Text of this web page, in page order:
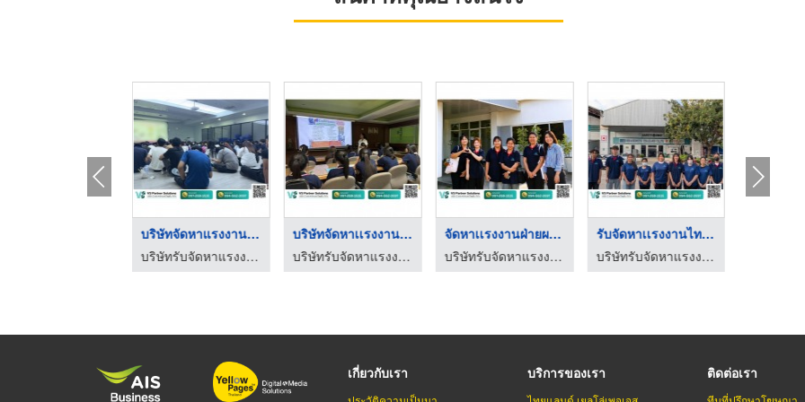
บริษัทจัดหาแรงงานนิค ...
บริษัทรับจัดหาแรงงานรายวัน ชลบุรี
บริษัทจัดหาแรงงานฝ่า ...
บริษัทรับจัดหาแรงงานรายวัน ชลบุรี
บริษัทจัดหาเเรงงานรา ...
เกี่ยวกับเรา บริการของเรา ติดต่อเรา